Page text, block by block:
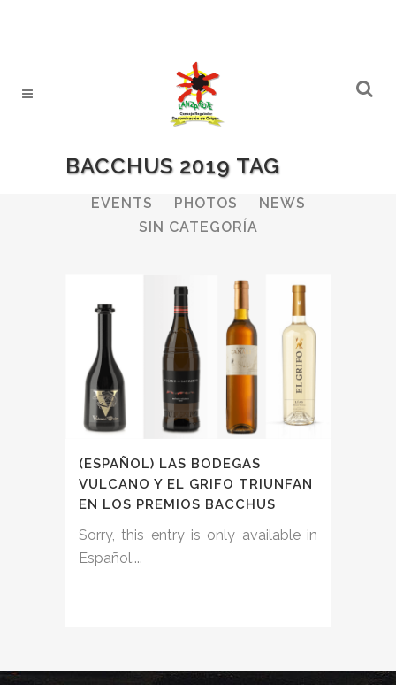
BACCHUS 2019 TAG
ALL WINERIES
BULLETIN
EVENTS
PHOTOS
NEWS
SIN CATEGORÍA
(ESPAÑOL) LAS BODEGAS
VULCANO Y EL GRIFO TRIUNFAN
EN LOS PREMIOS BACCHUS
Sorry, this entry is only available in
Español....